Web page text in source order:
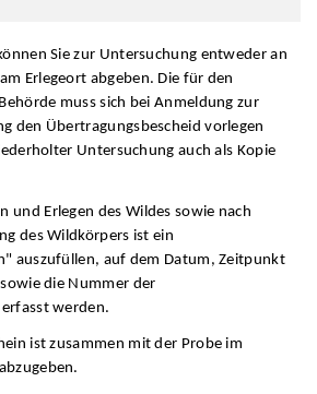
Sie zur Untersuchung entweder an
Erlegeort abgeben. Die für den
muss sich bei Anmeldung zur
den Übertragungsbescheid vorlegen
Untersuchung auch als Kopie
und Erlegen des Wildes sowie nach
des Wildkörpers ist ein
auszufüllen, auf dem Datum, Zeitpunkt
die Nummer der
werden.
ist zusammen mit der Probe im